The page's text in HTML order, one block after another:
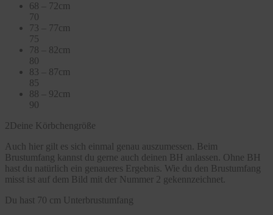
68 – 72cm
70
73 – 77cm
75
78 – 82cm
80
83 – 87cm
85
88 – 92cm
90
2Deine Körbchengröße
Auch hier gilt es sich einmal genau auszumessen. Beim
Brustumfang kannst du gerne auch deinen BH anlassen. Ohne BH
hast du natürlich ein genaueres Ergebnis. Wie du den Brustumfang
misst ist auf dem Bild mit der Nummer 2 gekennzeichnet.
Du hast 70 cm Unterbrustumfang